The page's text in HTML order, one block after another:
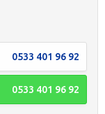
0533 401 96 92
0533 401 96 92